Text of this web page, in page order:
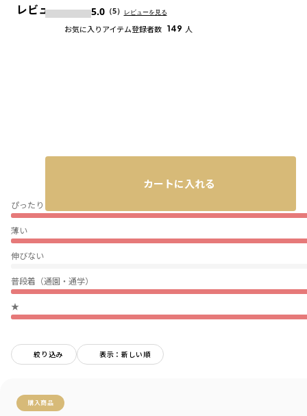
レビュー
ぴったり
薄い
伸びない
普段着（通園・通学）
★
絞り込み 表示：新しい順
購入商品
5.0（5） レビューを見る
お気に入りアイテム登録者数 149 人
カートに入れる